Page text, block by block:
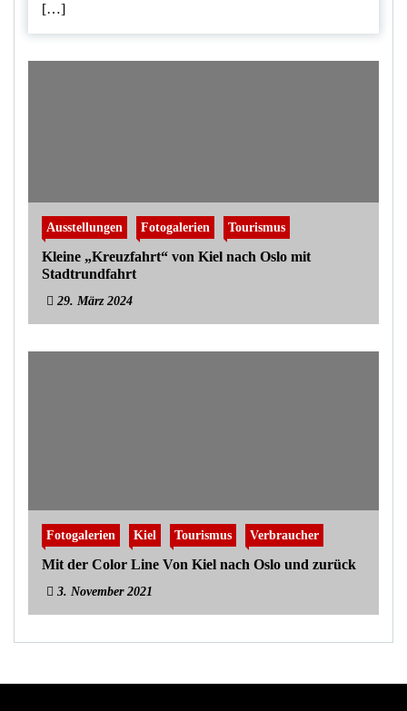
[…]
Ausstellungen Fotogalerien Tourismus
Kleine „Kreuzfahrt“ von Kiel nach Oslo mit
Stadtrundfahrt
29. März 2024
Fotogalerien Kiel Tourismus Verbraucher
Mit der Color Line Von Kiel nach Oslo und zurück
3. November 2021